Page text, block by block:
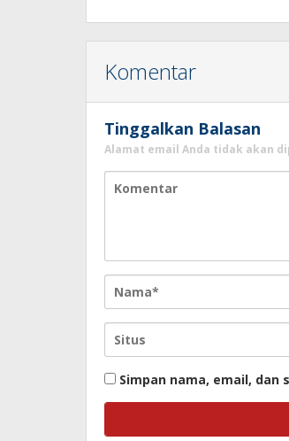
Komentar
Tinggalkan Balasan
Alamat email Anda tidak akan
Simpan nama, email,